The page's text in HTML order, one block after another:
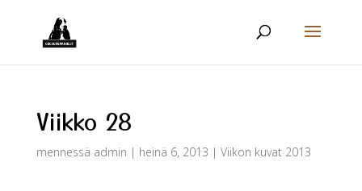
Viikko 28
mennessä admin | heinä 6, 2013 | Viikon kuvat 2013